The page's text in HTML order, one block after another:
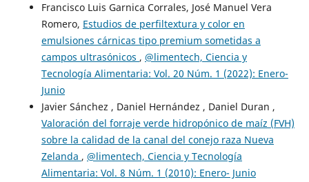
Francisco Luis Garnica Corrales, José Manuel Vera
Romero, Estudios de perfiltextura y color en
emulsiones cárnicas tipo premium sometidas a
campos ultrasónicos , @limentech, Ciencia y
Tecnología Alimentaria: Vol. 20 Núm. 1 (2022): Enero-
Junio
Javier Sánchez , Daniel Hernández , Daniel Duran ,
Valoración del forraje verde hidropónico de maíz (FVH)
sobre la calidad de la canal del conejo raza Nueva
Zelanda , @limentech, Ciencia y Tecnología
Alimentaria: Vol. 8 Núm. 1 (2010): Enero- Junio